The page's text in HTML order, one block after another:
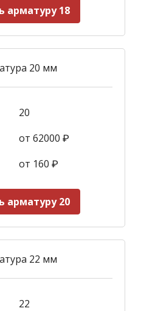
арматуру 18
20 мм
20
от 62000 ₽
от 160 ₽
арматуру 20
22 мм
22